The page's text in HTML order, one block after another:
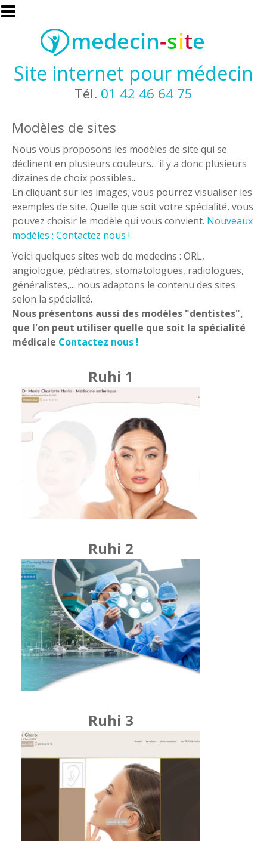
Aller au contenu principal
Site internet pour médecin
Tél. 01 42 46 64 75
Modèles de sites
Nous vous proposons les modèles de site qui se
déclinent en plusieurs couleurs... il y a donc plusieurs
dizaines de choix possibles...
En cliquant sur les images, vous pourrez visualiser les
exemples de site. Quelle que soit votre spécialité, vous
pouvez choisir le modèle qui vous convient. Nouveaux
modèles : Contactez nous !
Voici quelques sites web de medecins : ORL,
angiologue, pédiatres, stomatologues, radiologues,
généralistes,... nous adaptons le contenu des sites
selon la spécialité.
Nous présentons aussi des modèles "dentistes",
que l'on peut utiliser quelle que soit la spécialité
médicale Contactez nous !
Ruhi 1
Ruhi 2
Ruhi 3